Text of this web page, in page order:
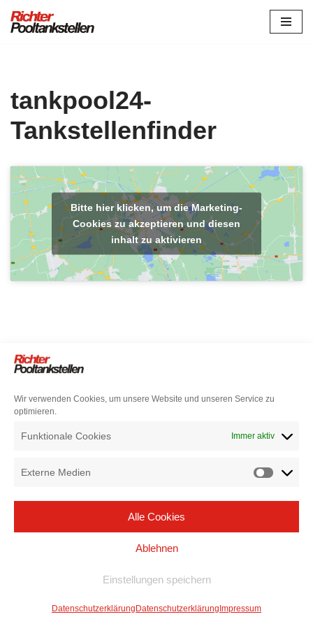
Wir verwenden Cookies, um unsere Website und unseren Service zu
optimieren.
Funktionale Cookies Immer aktiv
Externe Medien
Alle Cookies
Ablehnen
Einstellungen speichern
Datenschutzerklärung Datenschutzerklärung Impressum
Zum
tankpool24-
Tankstellenfinder
Bitte hier klicken, um die Marketing-
Cookies zu akzeptieren und diesen
inhalt zu aktivieren
| Präsentiert vonWordPress